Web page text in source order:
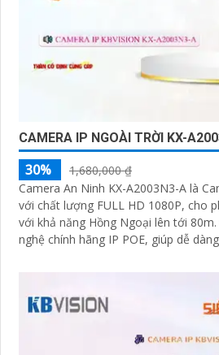
CAMERA IP NGOÀI TRỜI KX-
30%
1,680,000 ₫
Camera An Ninh KX-A2003N3-A là
với chất lượng FULL HD 1080P, cho
với khả năng Hồng Ngoại lên tới 80m. Camera sử dụng công
nghệ chính hãng IP POE, giúp dễ